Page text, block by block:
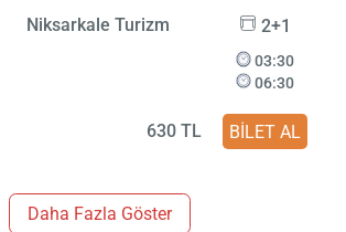
Niksarkale Turizm 2+1
03:30
06:30
630 TL BİLET AL
Daha Fazla Göster